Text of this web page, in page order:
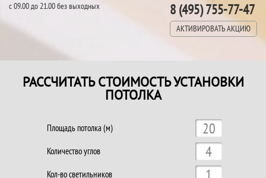
с 09.00 до 21.00 без выходных 8 (495) 755-77-47
АКТИВИРОВАТЬ АКЦИЮ
РАССЧИТАТЬ СТОИМОСТЬ УСТАНОВКИ
ПОТОЛКА
Площадь потолка (м)
Количество углов
Кол-во светильников